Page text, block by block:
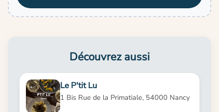
Découvrez aussi
Le P'tit Lu
1 Bis Rue de la Primatiale, 54000 Nancy